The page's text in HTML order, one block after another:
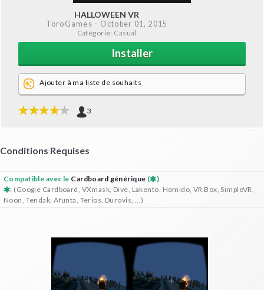
HALLOWEEN VR
ToroGames - October 01, 2015
Catégorie: Casual
Installer
Ajouter à ma liste de souhaits
3
Conditions Requises
Compatible avec le Cardboard générique (
)
: (Google Cardboard, VXmask, Dive, Lakento, Homido, VR Box, SimpleVR,
Noon, Tendak, Afunta, Terios, Durovis, ...)